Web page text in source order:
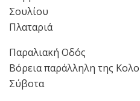
Σουλίου
Πλαταριά
Παραλιακή Οδός
Βόρεια παράλληλη της
Σύβοτα